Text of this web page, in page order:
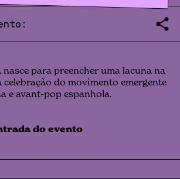
para preencher uma lacuna na
do movimento emergente
e avant-pop espanhola.
do evento